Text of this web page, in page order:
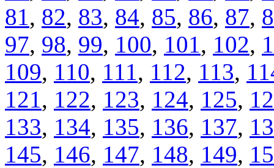
81, 82, 83, 84, 85, 86, 87,
97, 98, 99, 100, 101, 102,
109, 110, 111, 112, 113,
121, 122, 123, 124, 125,
133, 134, 135, 136, 137,
145, 146, 147, 148, 149,